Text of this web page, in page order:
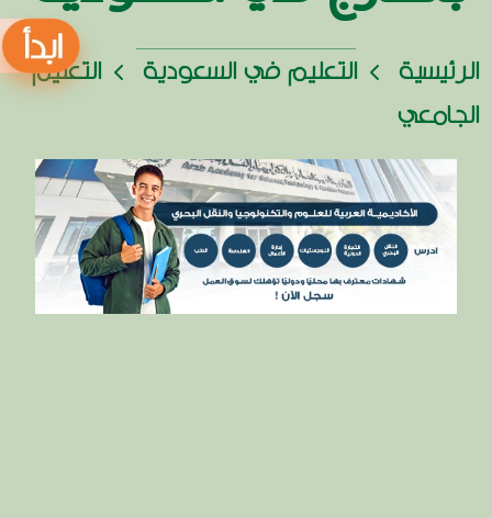
الرئيسية التعليم في السعودية
التعليم
الجامعي